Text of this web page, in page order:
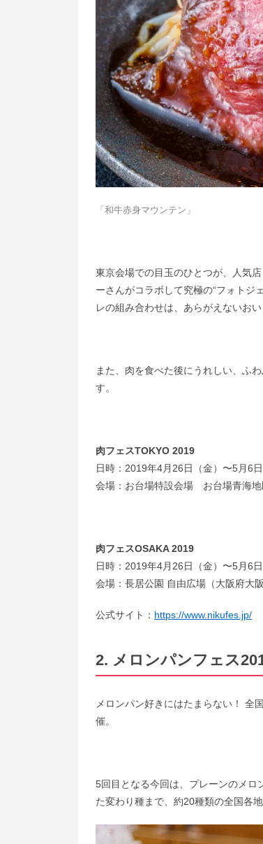
「和牛赤身マウンテン」
東京会場での目玉のひとつが、人気
ーさんがコラボして究極の“フォトジ
レの組み合わせは、あらがえないおい
また、肉を食べた後にうれしい、ふ
す。
肉フェスTOKYO 2019
日時：2019年4月26日（金）〜5月
会場：お台場特設会場 お台場青海地
肉フェスOSAKA 2019
日時：2019年4月26日（金）〜5月
会場：長居公園 自由広場（大阪府大
公式サイト： https://www.nikufes.jp/
2. メロンパンフェス
メロンパン好きにはたまらない！ 全
催。
5回目となる今回は、プレーンのメロ
た変わり種まで、約20種類の全国各